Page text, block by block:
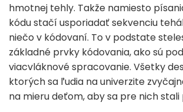
hmotnej tehly. Takže namiesto
kódu stačí usporiadať sekvenciu
niečo v kódovaní. To v podstate
základné prvky kódovania, ako sú
viacvláknové spracovanie. Všetky
ktorých sa ľudia na univerzite
na mieru deťom, aby sa pre nich stali